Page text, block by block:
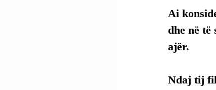
Ai
dhe në
ajër.
Ndaj tij